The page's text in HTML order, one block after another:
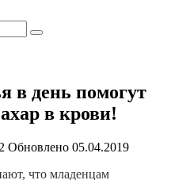
в день помогут
в крови!
Обновлено 05.04.2019